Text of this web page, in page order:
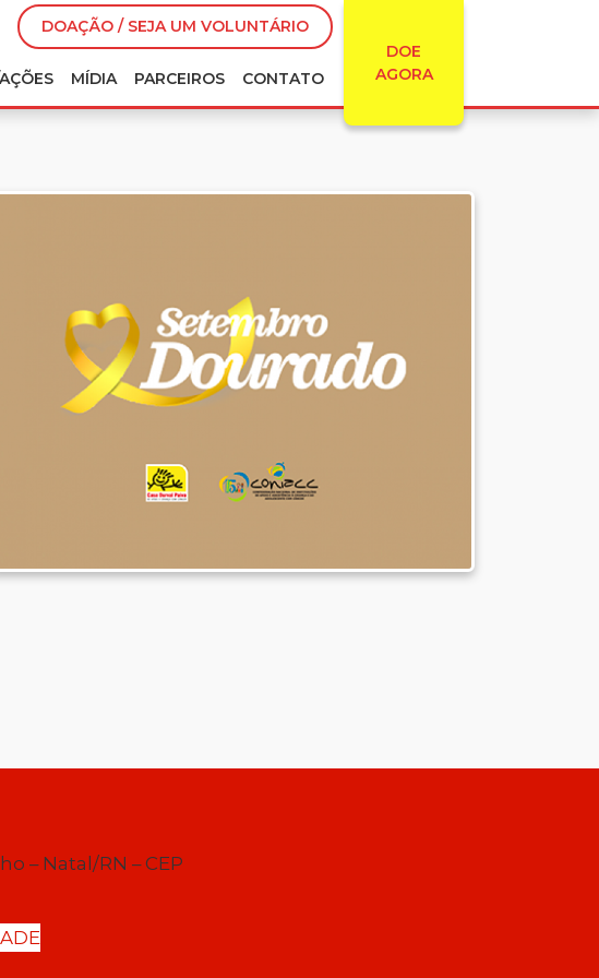
DOAÇÃO / SEJA UM VOLUNTÁRIO
DOE
AGORA
MÍDIA PARCEIROS CONTATO
– Natal/RN – CEP